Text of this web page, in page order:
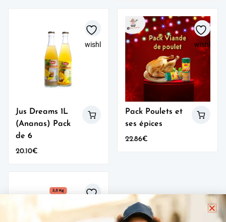
wishlist
Jus Dreams 1L
(Ananas) Pack
de 6
20.10€
wishlist
Pack Poulets et
ses épices
22.86€
wishlist